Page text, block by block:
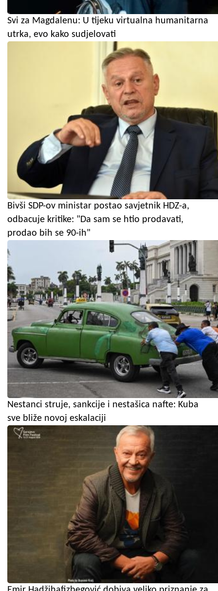
Svi za Magdalenu: U tijeku virtualna humanitarna
utrka, evo kako sudjelovati
Bivši SDP-ov ministar postao savjetnik HDZ-a,
odbacuje kritike: "Da sam se htio prodavati,
prodao bih se 90-ih"
Nestanci struje, sankcije i nestašica nafte: Kuba
sve bliže novoj eskalaciji